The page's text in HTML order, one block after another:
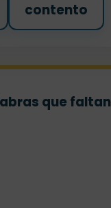
contento
que faltan